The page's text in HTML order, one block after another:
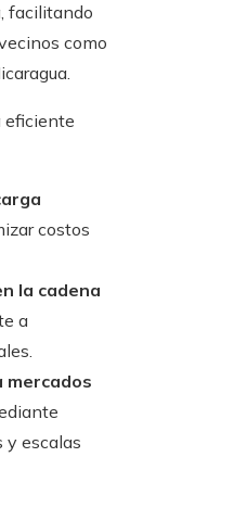
facilitando
como
eficiente
costos
la cadena
a
mercados
y escalas